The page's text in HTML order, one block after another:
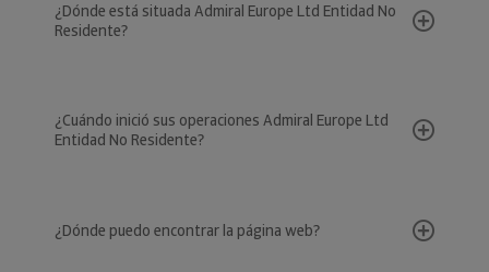
¿Dónde está situada Admiral Europe Ltd Entidad No
Residente?
¿Cuándo inició sus operaciones Admiral Europe Ltd
Entidad No Residente?
¿Dónde puedo encontrar la página web?